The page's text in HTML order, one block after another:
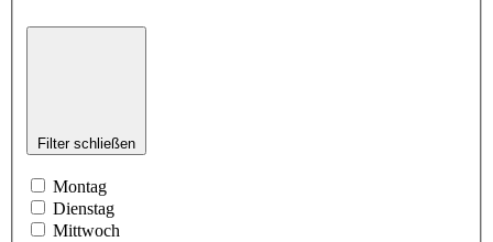
Filter schließen
Montag
Dienstag
Mittwoch